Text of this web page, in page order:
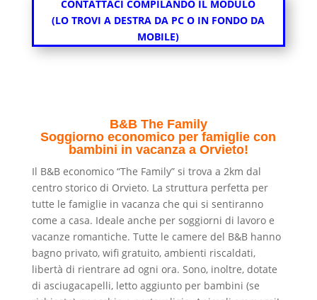
CONTATTACI COMPILANDO IL MODULO
(LO TROVI A DESTRA DA PC O IN FONDO DA
MOBILE)
B&B The Family
Soggiorno economico per famiglie con
bambini in vacanza a Orvieto!
Il B&B economico “The Family” si trova a 2km dal
centro storico di Orvieto. La struttura perfetta per
tutte le famiglie in vacanza che qui si sentiranno
come a casa. Ideale anche per soggiorni di lavoro e
vacanze romantiche. Tutte le camere del B&B hanno
bagno privato, wifi gratuito, ambienti riscaldati,
libertà di rientrare ad ogni ora. Sono, inoltre, dotate
di asciugacapelli, letto aggiunto per bambini (se